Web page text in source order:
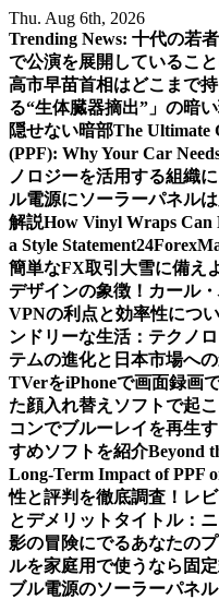
Skip
to
content
Thu. Aug 6th, 2026
Trending News: 十代の若
で公演を展開しているこ
高市早苗首相はどこまで
る“生体臓器摘出”」の暗
隠せない暗部The Ultimate
(PPF): Why Your Car
ノロジーを活用する組織
ル電源にソーラーパネル
解説How Vinyl Wraps Can
a Style Statement
簡単なFX取引 大雪に備え
デザインの象徴！カール
VPNの利点と効率性につ
ンドリーな生活：テクノ
テムの進化と日本市場へ
TVerをiPhoneで画面録画
た顔入れ替えソフトで起
コンでブルーレイを再生
すめソフトを紹介Beyond
Long-Term Impact of PPF
性と評判を徹底調査！レ
とデメリット タイトル：
影の冒険にでるあなたの
ルを家庭用で使うなら固
ブル電源のソーラーパネ